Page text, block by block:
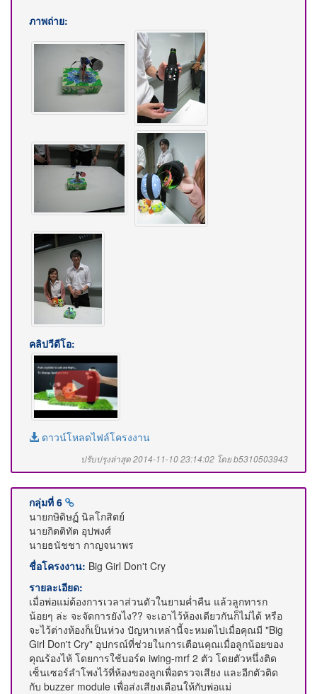
ภาพถ่าย:
คลิปวีดีโอ:
ดาวน์โหลดไฟล์โครงงาน
ปรับปรุงล่าสุด 2014-11-10 23:14:02 โดย b5310503943
กลุ่มที่ 6
นายกษิดิษฏ์ นิลโกสิตย์
นายกิตติทัต อุปพงศ์
นายธนัชชา กาญจนาพร
ชื่อโครงงาน: Big Girl Don't Cry
รายละเอียด:
เมื่อพ่อแม่ต้องการเวลาส่วนตัวในยามค่ำคืน แล้วลูกทารก
น้อยๆ ล่ะ จะจัดการยังไง?? จะเอาไว้ห้องเดียวกันก็ไม่ได้ หรือ
จะไว้ต่างห้องก็เป็นห่วง ปัญหาเหล่านี้จะหมดไปเมื่อคุณมี "Big
Girl Don't Cry" อุปกรณ์ที่ช่วยในการเตือนคุณเมื่อลูกน้อยของ
คุณร้องไห้ โดยการใช้บอร์ด iwing-mrf 2 ตัว โดยตัวหนึ่งติด
เซ็นเซอร์ลำโพงไว้ที่ห้องของลูกเพื่อตรวจเสียง และอีกตัวติด
กับ buzzer module เพื่อส่งเสียงเตือนให้กับพ่อแม่